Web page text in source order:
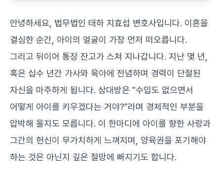
안녕하세요, 법무법인 태하 지효섭 변호사입니다. 이혼을
결심한 순간, 아이의 얼굴이 가장 먼저 떠오릅니다.
그리고 뒤이어 통장 잔고가 스쳐 지나갑니다. 지난 몇 년,
혹은 십수 년간 가사와 육아에 전념하며 경력이 단절된
자신을 마주하게 됩니다. 상대방은 "수입도 없으면서
어떻게 아이를 키우겠다는 거야?"라며 경제적인 부분을
압박해 올지도 모릅니다. 이 한마디에 아이를 향한 사랑과
그간의 헌신이 무가치하게 느껴지며, 양육권을 포기해야
하는 것은 아닌지 깊은 절망에 빠지기도 합니다.